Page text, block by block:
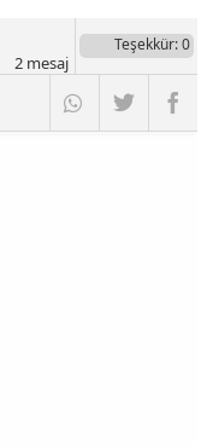
Teşekkür: 0
2mesaj